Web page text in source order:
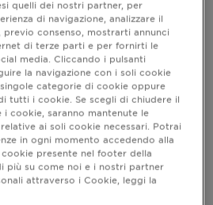
o senzapuò influenzare
ma anche l'aspetto generale
le differenze tra questi
e scegliere quello che meglio si
ammoniaca o senza?
affermare che non c’è una
quelli dei nostri partner, per
di navigazione, analizzare il
consenso, mostrarti annunci
di terze parti e per fornirti le
media. Cliccando i pulsanti
la navigazione con i soli cookie
singole categorie di cookie oppure
tutti i cookie. Se scegli di chiudere il
i cookie, saranno mantenute le
ai soli cookie necessari. Potrai
in ogni momento accedendo alla
presente nel footer della
più su come noi e i nostri partner
attraverso i Cookie, leggi la